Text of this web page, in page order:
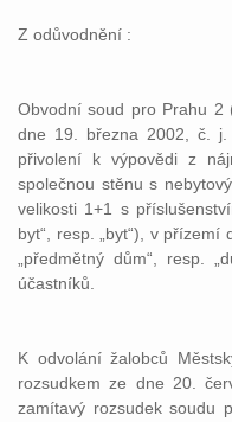
Z odůvodnění :
Obvodní soud pro Prahu 2
dne 19. března 2002, č.
přivolení k výpovědi z
společnou stěnu s
velikosti 1+1 s
byt“, resp. „byt“), v přízemí
„předmětný dům“, resp.
účastníků.
K odvolání žalobců
rozsudkem ze dne 20.
zamítavý rozsudek soudu